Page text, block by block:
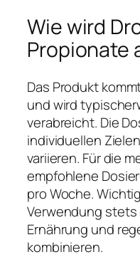
Wie wird
Propionate
Das Produkt
und wird
verabreicht. Die
individuellen
variieren. Für die
empfohlene
pro Woche.
Verwendung
Ernährung und
kombinieren.